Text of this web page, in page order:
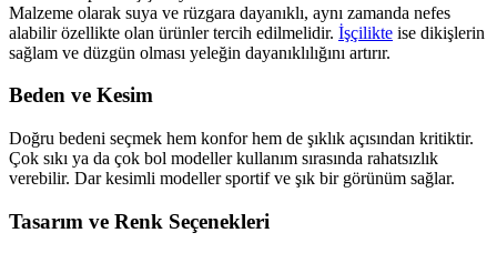
Malzeme olarak suya ve rüzgara dayanıklı, aynı zamanda nefes
alabilir özellikte olan ürünler tercih edilmelidir. İşçilikte ise dikişlerin
sağlam ve düzgün olması yeleğin dayanıklılığını artırır.
Beden ve Kesim
Doğru bedeni seçmek hem konfor hem de şıklık açısından kritiktir.
Çok sıkı ya da çok bol modeller kullanım sırasında rahatsızlık
verebilir. Dar kesimli modeller sportif ve şık bir görünüm sağlar.
Tasarım ve Renk Seçenekleri